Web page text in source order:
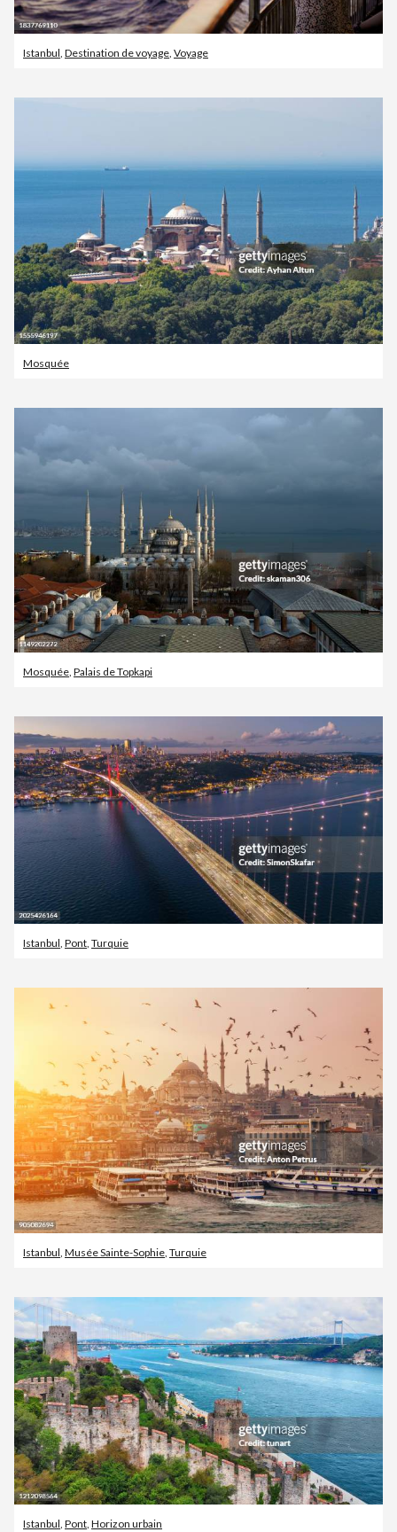
Istanbul, Destination de voyage, Voyage
Mosquée
Mosquée, Palais de Topkapi
Istanbul, Pont, Turquie
Istanbul, Musée Sainte-Sophie, Turquie
Istanbul, Pont, Horizon urbain